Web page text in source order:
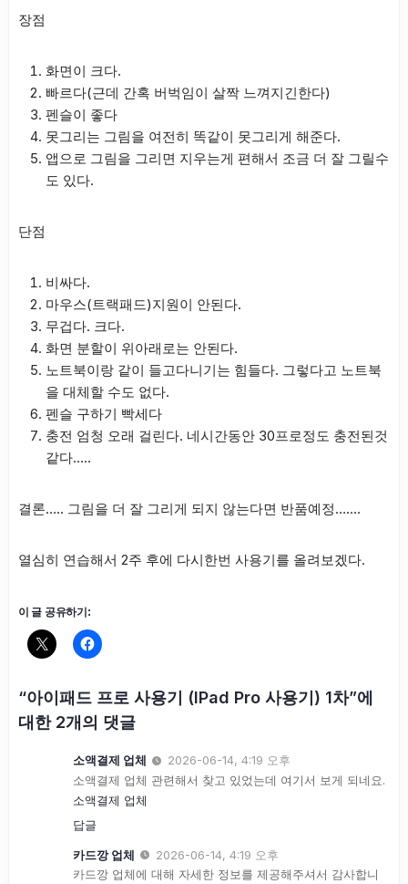
장점
화면이 크다.
빠르다(근데 간혹 버벅임이 살짝 느껴지긴한다)
펜슬이 좋다
못그리는 그림을 여전히 똑같이 못그리게 해준다.
앱으로 그림을 그리면 지우는게 편해서 조금 더 잘 그릴수
도 있다.
단점
비싸다.
마우스(트랙패드)지원이 안된다.
무겁다. 크다.
화면 분할이 위아래로는 안된다.
노트북이랑 같이 들고다니기는 힘들다. 그렇다고 노트북
을 대체할 수도 없다.
펜슬 구하기 빡세다
충전 엄청 오래 걸린다. 네시간동안 30프로정도 충전된것
같다…..
결론….. 그림을 더 잘 그리게 되지 않는다면 반품예정…….
열심히 연습해서 2주 후에 다시한번 사용기를 올려보겠다.
이 글 공유하기:
“아이패드 프로 사용기 (IPad Pro 사용기) 1차”에
대한 2개의 댓글
소액결제 업체
2026-06-14, 4:19 오후
소액결제 업체 관련해서 찾고 있었는데 여기서 보게 되네요.
소액결제 업체
답글
카드깡 업체
2026-06-14, 4:19 오후
카드깡 업체에 대해 자세한 정보를 제공해주셔서 감사합니